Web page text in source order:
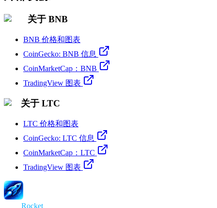
关于 BNB
BNB 价格和图表
CoinGecko: BNB 信息
CoinMarketCap：BNB
TradingView 图表
关于 LTC
LTC 价格和图表
CoinGecko: LTC 信息
CoinMarketCap：LTC
TradingView 图表
Rocket